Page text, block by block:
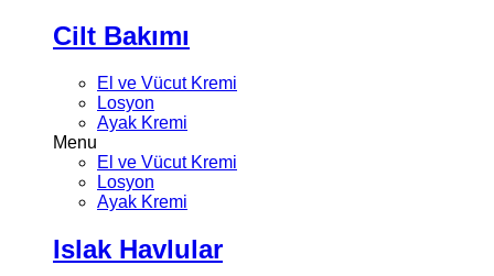
Cilt Bakımı
El ve Vücut Kremi
Losyon
Ayak Kremi
Menu
El ve Vücut Kremi
Losyon
Ayak Kremi
Islak Havlular